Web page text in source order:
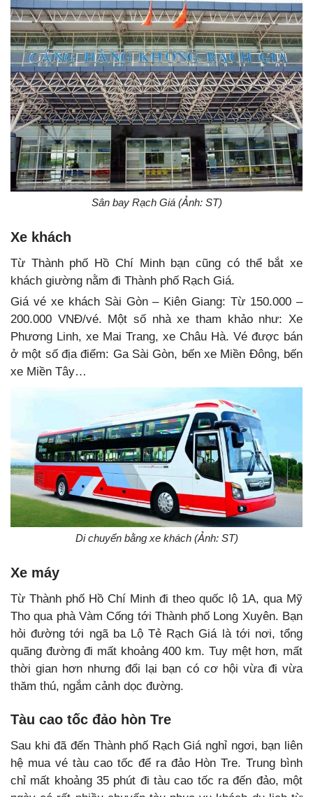
Sân bay Rạch Giá (Ảnh: ST)
Xe khách
Từ Thành phố Hồ Chí Minh bạn cũng có thể bắt xe
khách giường nằm đi Thành phố Rạch Giá.
Giá vé xe khách Sài Gòn – Kiên Giang: Từ 150.000 –
200.000 VNĐ/vé. Một số nhà xe tham khảo như: Xe
Phương Linh, xe Mai Trang, xe Châu Hà. Vé được bán
ở một số địa điểm: Ga Sài Gòn, bến xe Miền Đông, bến
xe Miền Tây…
Di chuyển bằng xe khách (Ảnh: ST)
Xe máy
Từ Thành phố Hồ Chí Minh đi theo quốc lộ 1A, qua Mỹ
Tho qua phà Vàm Cống tới Thành phố Long Xuyên. Bạn
hỏi đường tới ngã ba Lộ Tẻ Rạch Giá là tới nơi, tổng
quãng đường đi mất khoảng 400 km. Tuy mệt hơn, mất
thời gian hơn nhưng đổi lại bạn có cơ hội vừa đi vừa
thăm thú, ngắm cảnh dọc đường.
Tàu cao tốc đảo hòn Tre
Sau khi đã đến Thành phố Rạch Giá nghỉ ngơi, bạn liên
hệ mua vé tàu cao tốc để ra đảo Hòn Tre. Trung bình
chỉ mất khoảng 35 phút đi tàu cao tốc ra đến đảo, một